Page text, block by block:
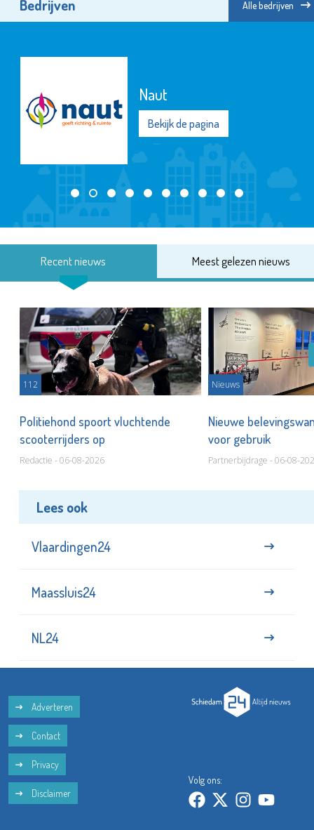
Bedrijven Alle bedrijven
Naut
Bekijk de pagina
Recent nieuws Meest gelezen nieuws
112
Politiehond spoort vluchtende
scooterrijders op
Redactie - 06-08-2026
Nieuws
Nieuwe
voor gebruik
Partnerbijdrage - 06-08-
Lees ook
Vlaardingen24
Maassluis24
NL24
Adverteren
Contact
Privacy
Disclaimer
Volg ons: